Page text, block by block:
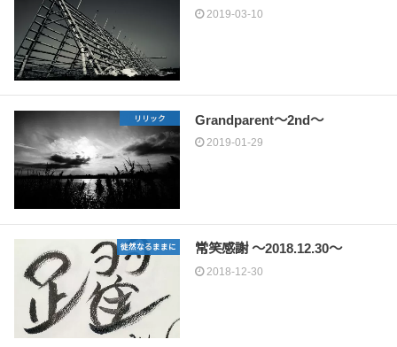
2019-03-10
リリック Grandparent～2nd～
2019-01-29
徒然なるままに 常笑感謝 〜2018.12.30〜
2018-12-30